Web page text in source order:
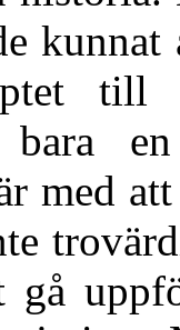
kunnat
bara
med